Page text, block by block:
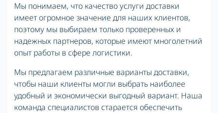
Мы понимаем, что качество услуги доставки
имеет огромное значение для наших клиентов,
поэтому мы выбираем только проверенных и
надежных партнеров, которые имеют многолетний
опыт работы в сфере логистики.
Мы предлагаем различные варианты доставки,
чтобы наши клиенты могли выбрать наиболее
удобный и экономически выгодный вариант. Наша
команда специалистов старается обеспечить